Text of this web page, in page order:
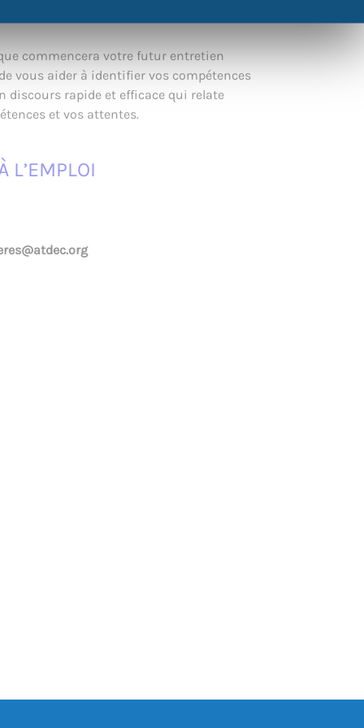
commencera votre futur entretien
vous aider à identifier vos compétences
discours rapide et efficace qui relate
et vos attentes.
L’EMPLOI